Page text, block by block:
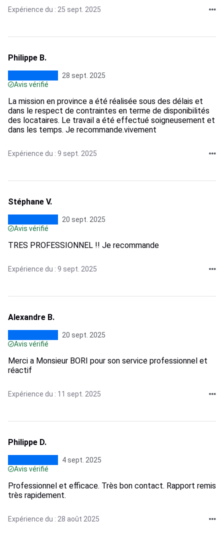
Expérience du : 25 sept. 2025
Philippe B.
28 sept. 2025
Avis vérifié
La mission en province a été réalisée sous des délais et
dans le respect de contraintes en terme de disponibilités
des locataires. Le travail a été effectué soigneusement et
dans les temps. Je recommande.vivement
Expérience du : 9 sept. 2025
Stéphane V.
20 sept. 2025
Avis vérifié
TRES PROFESSIONNEL !! Je recommande
Expérience du : 9 sept. 2025
Alexandre B.
20 sept. 2025
Avis vérifié
Merci a Monsieur BORI pour son service professionnel et
réactif
Expérience du : 11 sept. 2025
Philippe D.
4 sept. 2025
Avis vérifié
Professionnel et efficace. Très bon contact. Rapport remis
très rapidement.
Expérience du : 28 août 2025